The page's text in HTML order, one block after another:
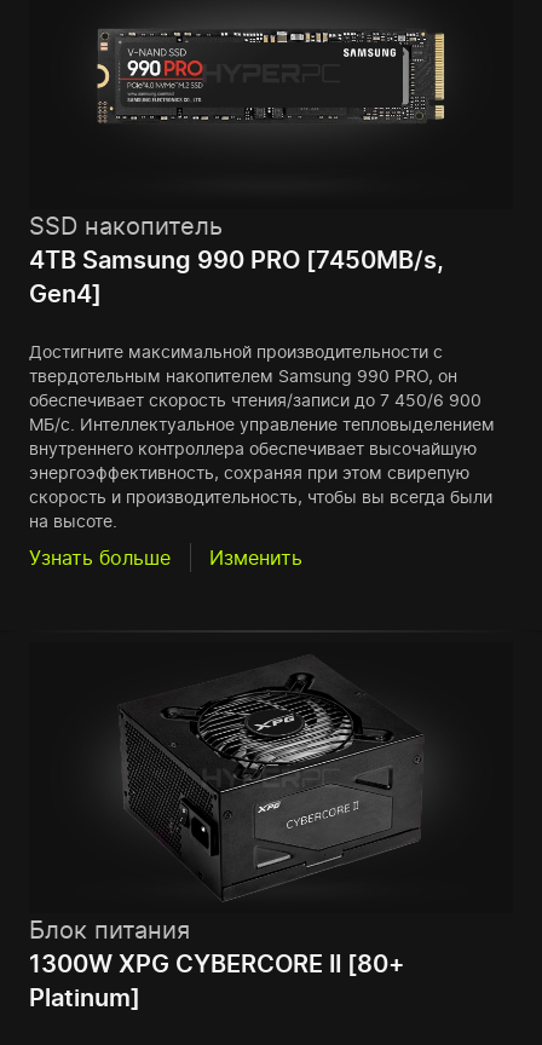
SSD накопитель
4TB Samsung 990 PRO [7450MB/s,
Gen4]
Достигните максимальной производительности с
твердотельным накопителем Samsung 990 PRO, он
обеспечивает скорость чтения/записи до 7 450/6 900
МБ/с. Интеллектуальное управление тепловыделением
внутреннего контроллера обеспечивает высочайшую
энергоэффективность, сохраняя при этом свирепую
скорость и производительность, чтобы вы всегда были
на высоте.
Узнать больше Изменить
Блок питания
1300W XPG CYBERCORE II [80+
Platinum]